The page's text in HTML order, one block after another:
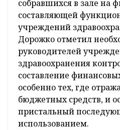
собравшихся в зале на
составляющей
учреждений
Дорожко отметил
руководителей
здравоохранения
составление
особенно тех, где
бюджетных средств, и
пристальный
использованием.